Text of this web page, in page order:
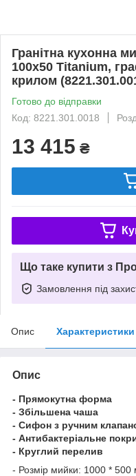
Гранітна кухонна
100x50 Titanium,
крилом
Готово до відправки
Код: 8221.301.0018
13 415 ₴
Що таке купити з
Замовлення під
Опис Характеристики
Опис
- Прямокутна форма
- Збільшена чаша
- Сифон з ручним
- Антибактеріальне
- Круглий перелив
- Розмір мийки: 1000 * 500